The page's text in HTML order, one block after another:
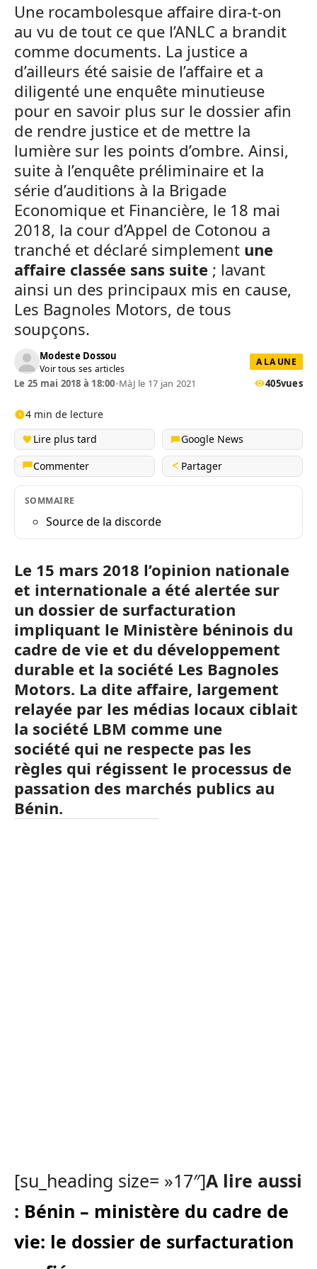
Une rocambolesque affaire dira-t-on
au vu de tout ce que l’ANLC a brandit
comme documents. La justice a
d’ailleurs été saisie de l’affaire et a
diligenté une enquête minutieuse
pour en savoir plus sur le dossier afin
de rendre justice et de mettre la
lumière sur les points d’ombre. Ainsi,
suite à l’enquête préliminaire et la
série d’auditions à la Brigade
Economique et Financière, le 18 mai
2018, la cour d’Appel de Cotonou a
tranché et déclaré simplement une
affaire classée sans suite ; lavant
ainsi un des principaux mis en cause,
Les Bagnoles Motors, de tous
soupçons.
Modeste Dossou
Voir tous ses articles
A LA UNE
Le 25 mai 2018 à 18:00•MàJ le 17 jan 2021 405vues
4 min de lecture
Lire plus tard
Google News
Commenter
Partager
SOMMAIRE
Source de la discorde
Le 15 mars 2018 l’opinion nationale
et internationale a été alertée sur
un dossier de surfacturation
impliquant le Ministère béninois du
cadre de vie et du développement
durable et la société Les Bagnoles
Motors. La dite affaire, largement
relayée par les médias locaux ciblait
la société LBM comme une
société qui ne respecte pas les
règles qui régissent le processus de
passation des marchés publics au
Bénin.
[su_heading size= »17″]A lire aussi
: Bénin – ministère du cadre de
vie: le dossier de surfacturation